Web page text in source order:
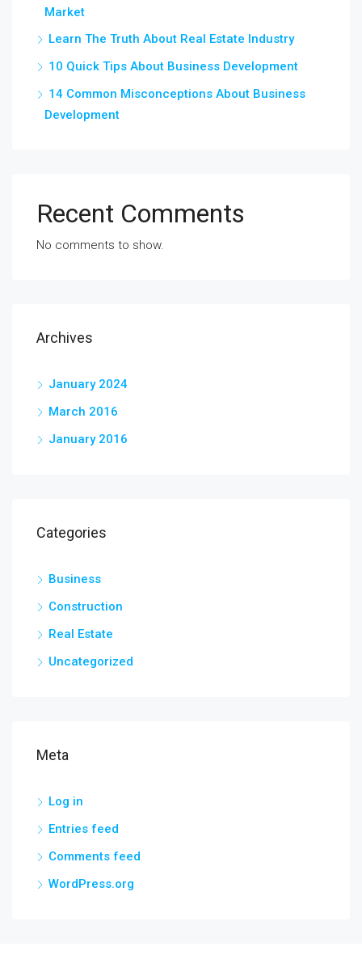
Market
Learn The Truth About Real Estate Industry
10 Quick Tips About Business Development
14 Common Misconceptions About Business
Development
Recent Comments
No comments to show.
Archives
January 2024
March 2016
January 2016
Categories
Business
Construction
Real Estate
Uncategorized
Meta
Log in
Entries feed
Comments feed
WordPress.org